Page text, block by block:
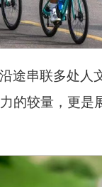
途串联多处
的较量，更